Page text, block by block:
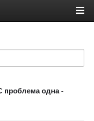
проблема одна -